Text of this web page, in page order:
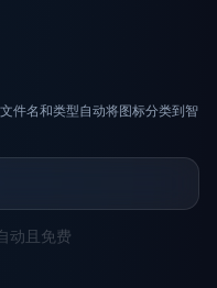
件名和类型自动将图标分类到智
动且免费